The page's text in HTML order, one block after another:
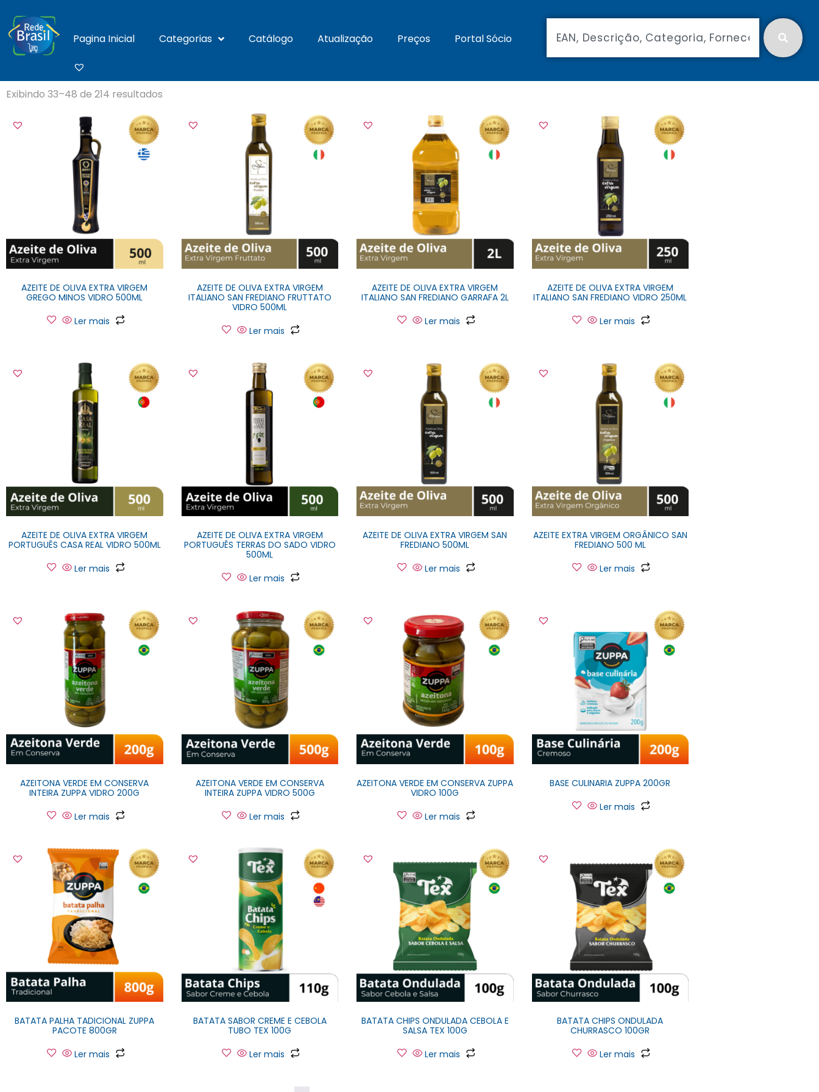
Pagina Inicial Categorias Catálogo Atualização Preços Portal Sócio
Exibindo 33–48 de 214 resultados
AZEITE DE OLIVA EXTRA VIRGEM
GREGO MINOS VIDRO 500ML
Ler mais
AZEITE DE OLIVA EXTRA VIRGEM
ITALIANO SAN FREDIANO FRUTTATO
VIDRO 500ML
Ler mais
AZEITE DE OLIVA EXTRA VIRGEM
ITALIANO SAN FREDIANO GARRAFA 2L
Ler mais
AZEITE DE OLIVA EXTRA VIRGEM
ITALIANO SAN FREDIANO VIDRO 250ML
Ler mais
AZEITE DE OLIVA EXTRA VIRGEM
PORTUGUÊS CASA REAL VIDRO 500ML
Ler mais
AZEITE DE OLIVA EXTRA VIRGEM
PORTUGUÊS TERRAS DO SADO VIDRO
500ML
Ler mais
AZEITE DE OLIVA EXTRA VIRGEM SAN
FREDIANO 500ML
Ler mais
AZEITE EXTRA VIRGEM ORGÂNICO SAN
FREDIANO 500 ML
Ler mais
AZEITONA VERDE EM CONSERVA
INTEIRA ZUPPA VIDRO 200G
Ler mais
AZEITONA VERDE EM CONSERVA
INTEIRA ZUPPA VIDRO 500G
Ler mais
AZEITONA VERDE EM CONSERVA ZUPPA
VIDRO 100G
Ler mais
BASE CULINARIA ZUPPA 200GR
Ler mais
BATATA PALHA TADICIONAL ZUPPA
PACOTE 800GR
Ler mais
BATATA SABOR CREME E CEBOLA
TUBO TEX 100G
Ler mais
BATATA CHIPS ONDULADA CEBOLA E
SALSA TEX 100G
Ler mais
BATATA CHIPS ONDULADA
CHURRASCO 100GR
Ler mais